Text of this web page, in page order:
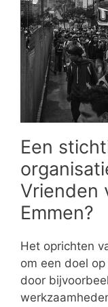
Een
Vrienden
Emmen?
Het oprichten
om een doel
door